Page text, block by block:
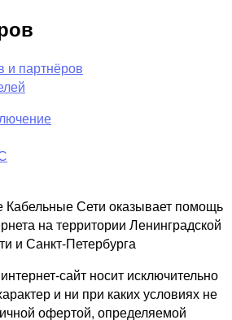
и партнёров
Кабельные Сети оказывает помощь
на территории Ленинградской
и Санкт-Петербурга
сайт носит исключительно
и ни при каких условиях не
офертой, определяемой